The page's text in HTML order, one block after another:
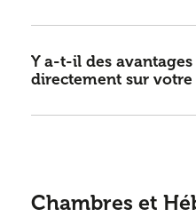
Y a-t-il des
directement sur votre
Chambres et